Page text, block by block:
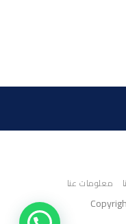
معلومات عنا